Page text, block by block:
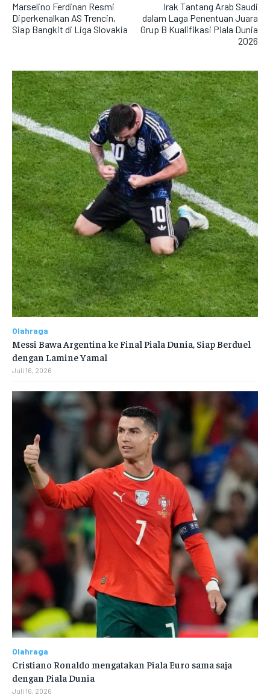
Marselino Ferdinan Resmi
Diperkenalkan AS Trencin,
Siap Bangkit di Liga Slovakia
Irak Tantang Arab Saudi
dalam Laga Penentuan Juara
Grup B Kualifikasi Piala Dunia
2026
Olahraga
Messi Bawa Argentina ke Final Piala Dunia, Siap Berduel
dengan Lamine Yamal
Juli 16, 2026
Olahraga
Cristiano Ronaldo mengatakan Piala Euro sama saja
dengan Piala Dunia
Juli 16, 2026